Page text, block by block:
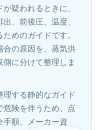
疑われるときに、
、前後圧、温度、
めのガイドです。
の原因を、蒸気供
に分けて整理しま
する静的なガイド
険を伴うため、点
順、メーカー資